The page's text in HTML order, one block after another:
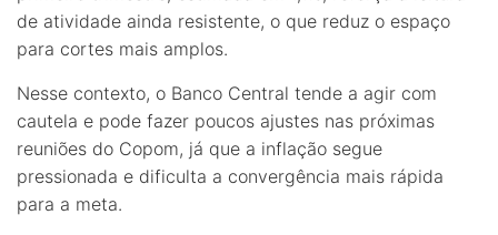
de atividade ainda resistente, o que reduz o espaço
para cortes mais amplos.
Nesse contexto, o Banco Central tende a agir com
cautela e pode fazer poucos ajustes nas próximas
reuniões do Copom, já que a inflação segue
pressionada e dificulta a convergência mais rápida
para a meta.